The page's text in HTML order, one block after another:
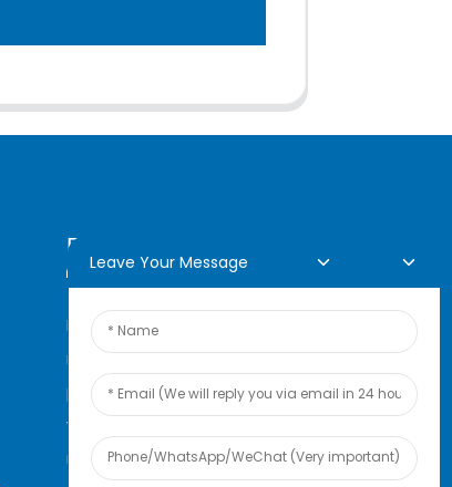
Demande En Ligne
Pour toute demande de
renseignements sur nos
produits ou notre liste de prix,
veuillez nous laisser votre e-
mail et nous vous
Leave Your Message